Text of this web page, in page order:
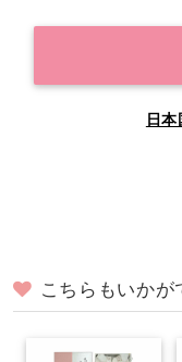
日
こちらもいかが